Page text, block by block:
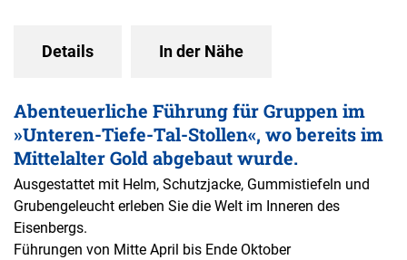
Details In der Nähe
Abenteuerliche Führung für Gruppen im
»Unteren-Tiefe-Tal-Stollen«, wo bereits im
Mittelalter Gold abgebaut wurde.
Ausgestattet mit Helm, Schutzjacke, Gummistiefeln und
Grubengeleucht erleben Sie die Welt im Inneren des
Eisenbergs.
Führungen von Mitte April bis Ende Oktober